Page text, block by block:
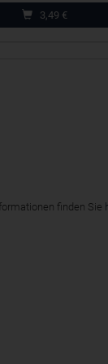
3,49 €
finden Sie